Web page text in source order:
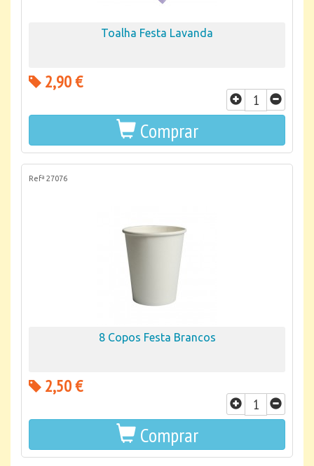
Toalha Festa Lavanda
2,90 €
Comprar
Refª 27076
8 Copos Festa Brancos
2,50 €
Comprar